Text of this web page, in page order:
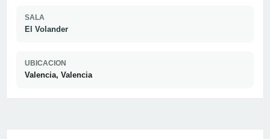
SALA
El Volander
UBICACION
Valencia, Valencia